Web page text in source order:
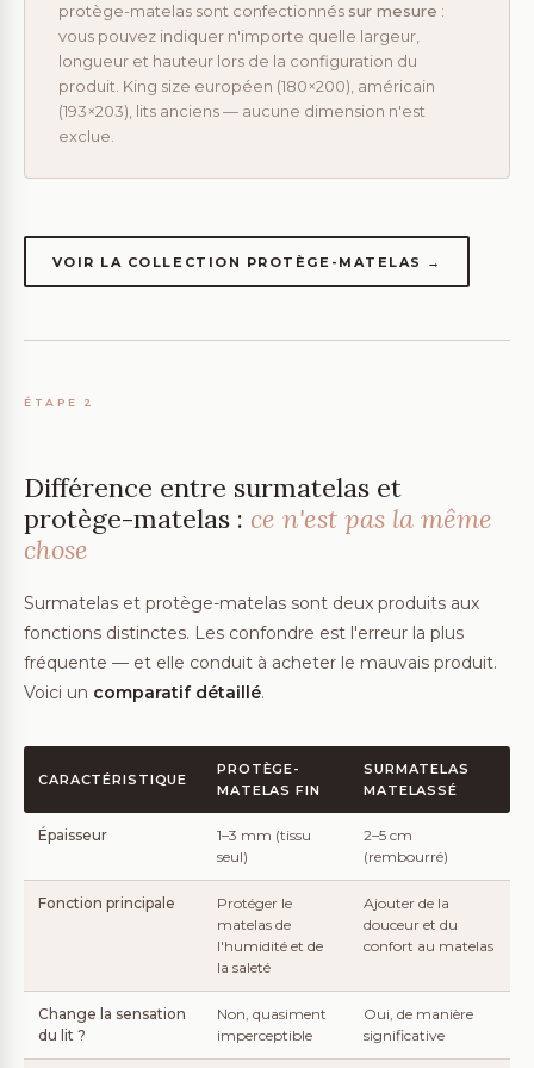
protège-matelas sont confectionnés sur mesure :
vous pouvez indiquer n'importe quelle largeur,
longueur et hauteur lors de la configuration du
produit. King size européen (180×200), américain
(193×203), lits anciens — aucune dimension n'est
exclue.
VOIR LA COLLECTION PROTÈGE-MATELAS →
ÉTAPE 2
Différence entre surmatelas et
protège-matelas : ce n'est pas la même
chose
Surmatelas et protège-matelas sont deux produits aux
fonctions distinctes. Les confondre est l'erreur la plus
fréquente — et elle conduit à acheter le mauvais produit.
Voici un comparatif détaillé.
CARACTÉRISTIQUE
PROTÈGE-
MATELAS FIN
SURMATELAS
MATELASSÉ
Épaisseur
1–3 mm (tissu
seul)
2–5 cm
(rembourré)
Fonction principale
Protéger le
matelas de
l'humidité et de
la saleté
Ajouter de la
douceur et du
confort au matelas
Change la sensation
du lit ?
Non, quasiment
imperceptible
Oui, de manière
significative